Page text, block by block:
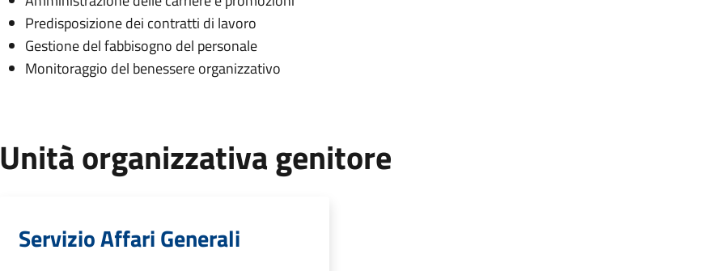
Predisposizione dei contratti di lavoro
Gestione del fabbisogno del personale
Monitoraggio del benessere organizzativo
Unità organizzativa genitore
Servizio Affari Generali